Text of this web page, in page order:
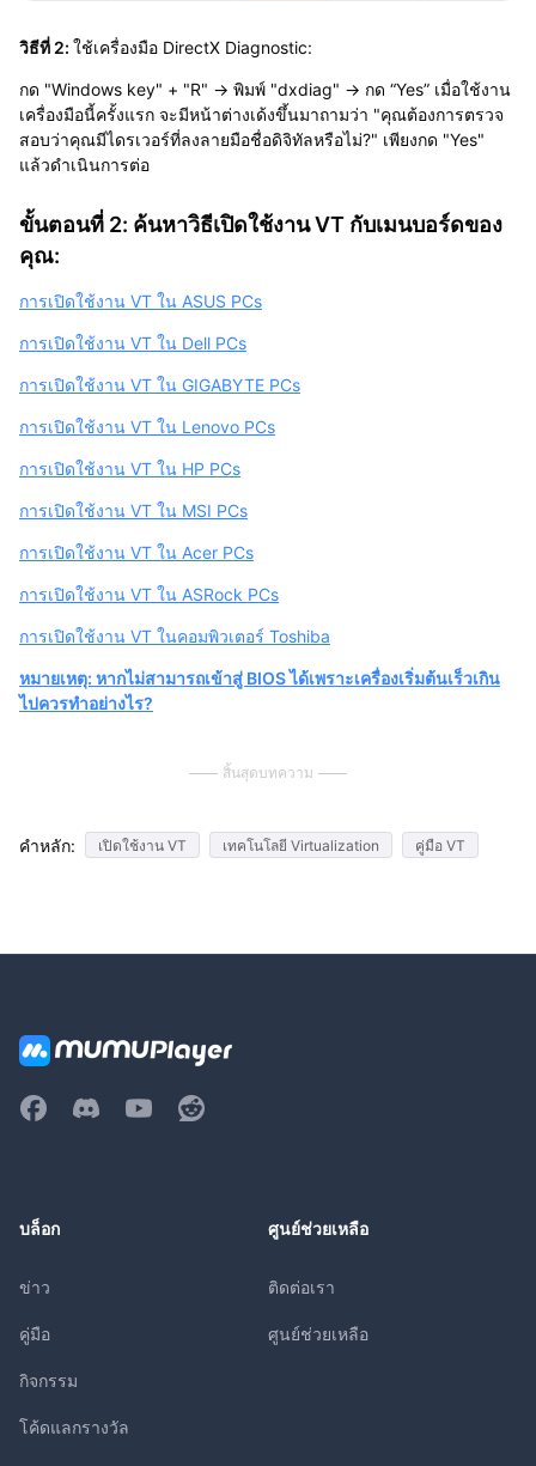
วิธีที่ 2: ใช้เครื่องมือ DirectX Diagnostic:
กด "Windows key" + "R" → พิมพ์ "dxdiag" → กด “Yes” เมื่อใช้งาน
เครื่องมือนี้ครั้งแรก จะมีหน้าต่างเด้งขึ้นมาถามว่า "คุณต้องการตรวจ
สอบว่าคุณมีไดรเวอร์ที่ลงลายมือชื่อดิจิทัลหรือไม่?" เพียงกด "Yes"
แล้วดำเนินการต่อ
ขั้นตอนที่ 2: ค้นหาวิธีเปิดใช้งาน VT กับเมนบอร์ดของ
คุณ:
การเปิดใช้งาน VT ใน ASUS PCs
การเปิดใช้งาน VT ใน Dell PCs
การเปิดใช้งาน VT ใน GIGABYTE PCs
การเปิดใช้งาน VT ใน Lenovo PCs
การเปิดใช้งาน VT ใน HP PCs
การเปิดใช้งาน VT ใน MSI PCs
การเปิดใช้งาน VT ใน Acer PCs
การเปิดใช้งาน VT ใน ASRock PCs
การเปิดใช้งาน VT ในคอมพิวเตอร์ Toshiba
หมายเหตุ: หากไม่สามารถเข้าสู่ BIOS ได้เพราะเครื่องเริ่มต้นเร็วเกิน
ไปควรทำอย่างไร?
สิ้นสุดบทความ
คำหลัก: เปิดใช้งาน VT เทคโนโลยี Virtualization คู่มือ VT
บล็อก
ข่าว
คู่มือ
กิจกรรม
โค้ดแลกรางวัล
ศูนย์ช่วยเหลือ
ติดต่อเรา
ศูนย์ช่วยเหลือ